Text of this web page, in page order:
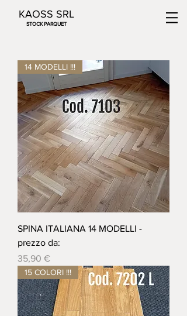
KAOSS SRL
STOCK PARQUET
14 MODELLI !!!
SPINA ITALIANA 14 MODELLI -
prezzo da:
Prezzo
35,90 €
15 COLORI !!!